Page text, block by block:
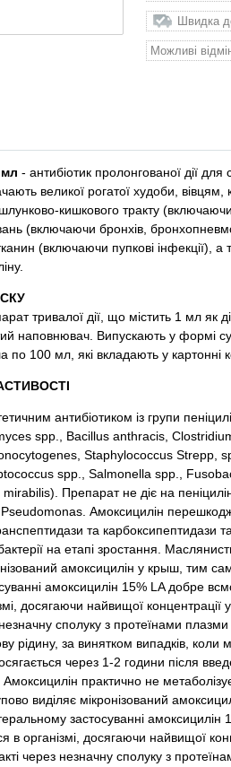
Швидка
Можливі
- антибіотик пролонгованої дії
великої рогатої худоби,
кишкового тракту
(включаючи бронхів,
(включаючи пупкові інфекції),
тривалої дії, що містить 1 мл
наповнювач. Випускають у формі
по 100 мл, які вкладають у картонні
антибіотиком із групи
spp., Bacillus anthracis,
Staphylococcus Strepp,
spp., Salmonella spp.,
Препарат не діє на
Амоксицилін
та карбоксипептидази
на етапі зростання.
амоксицилін у крыш, тим
амоксицилін 15% LA добре
досягаючи найвищої концентрації
сполуку з протеїнами
рідину, за винятком випадків,
через 1-2 години після
Амоксицилін практично не
виділяє мікронізований
застосуванні амоксицилін
в організмі, досягаючи найвищої
через незначну сполуку з